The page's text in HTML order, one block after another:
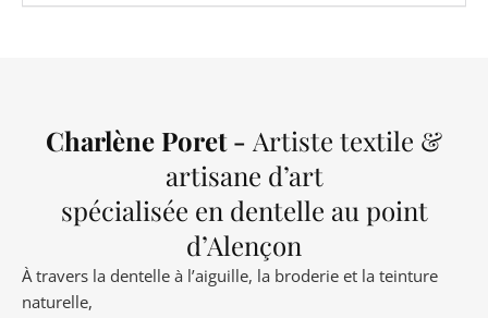
Charlène Poret - Artiste textile &
artisane d’art
spécialisée en dentelle au point
d’Alençon
À travers la dentelle à l’aiguille, la broderie et la teinture
naturelle,